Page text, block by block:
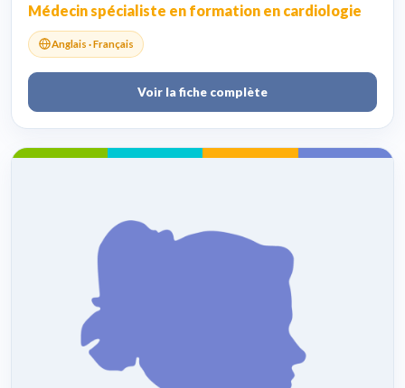
Médecin spécialiste en formation en cardiologie
Anglais · Français
Voir la fiche complète